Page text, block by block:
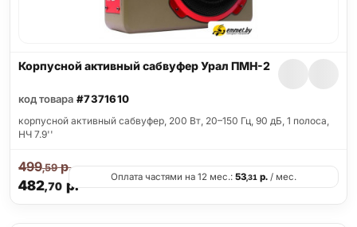
Корпусной активный сабвуфер Урал ПМН-2
код товара #7371610
корпусной активный сабвуфер, 200 Вт, 20–150 Гц, 90 дБ, 1 полоса,
НЧ 7.9''
482,70р.
499,59р.
Оплата частями на 12 мес.: 53,31 р. / мес.